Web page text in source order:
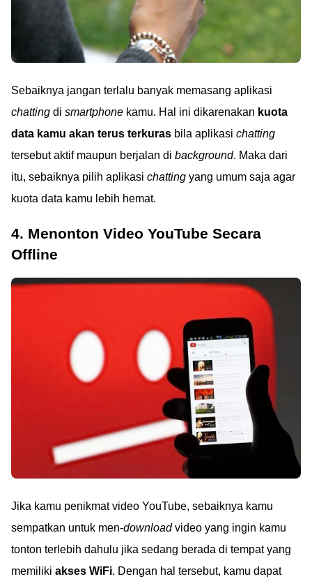
Sebaiknya jangan terlalu banyak memasang aplikasi
chatting di smartphone kamu. Hal ini dikarenakan kuota
data kamu akan terus terkuras bila aplikasi chatting
tersebut aktif maupun berjalan di background. Maka dari
itu, sebaiknya pilih aplikasi chatting yang umum saja agar
kuota data kamu lebih hemat.
4. Menonton Video YouTube Secara
Offline
Jika kamu penikmat video YouTube, sebaiknya kamu
sempatkan untuk men-downloadvideo yang ingin kamu
tonton terlebih dahulu jika sedang berada di tempat yang
memiliki akses WiFi. Dengan hal tersebut, kamu dapat